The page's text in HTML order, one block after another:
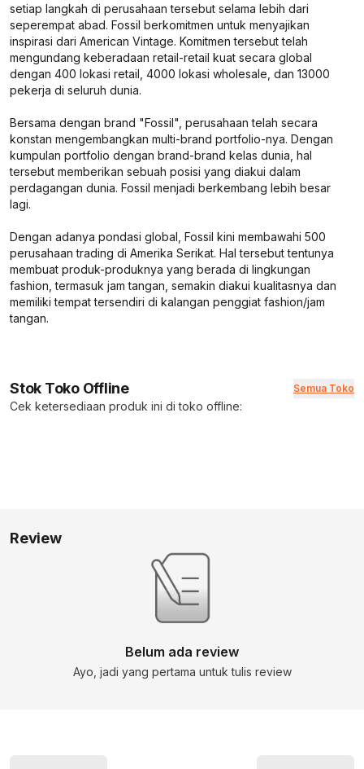
setiap langkah di perusahaan tersebut selama lebih dari
seperempat abad. Fossil berkomitmen untuk menyajikan
inspirasi dari American Vintage. Komitmen tersebut telah
mengundang keberadaan retail-retail kuat secara global
dengan 400 lokasi retail, 4000 lokasi wholesale, dan 13000
pekerja di seluruh dunia.
Bersama dengan brand "Fossil", perusahaan telah secara
konstan mengembangkan multi-brand portfolio-nya. Dengan
kumpulan portfolio dengan brand-brand kelas dunia, hal
tersebut memberikan sebuah posisi yang diakui dalam
perdagangan dunia. Fossil menjadi berkembang lebih besar
lagi.
Dengan adanya pondasi global, Fossil kini membawahi 500
perusahaan trading di Amerika Serikat. Hal tersebut tentunya
membuat produk-produknya yang berada di lingkungan
fashion, termasuk jam tangan, semakin diakui kualitasnya dan
memiliki tempat tersendiri di kalangan penggiat fashion/jam
tangan.
Stok Toko Offline Semua Toko
Cek ketersediaan produk ini di toko offline:
Review
Belum ada review
Ayo, jadi yang pertama untuk tulis review